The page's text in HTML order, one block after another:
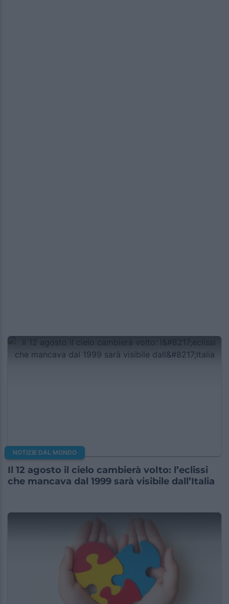
NOTIZIE DAL MONDO
Il 12 agosto il cielo cambierà volto: l’eclissi
che mancava dal 1999 sarà visibile dall’Italia